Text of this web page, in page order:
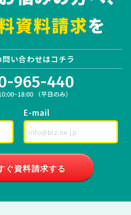
い合わせはコチラ
E-mail
ぐ資料請求する